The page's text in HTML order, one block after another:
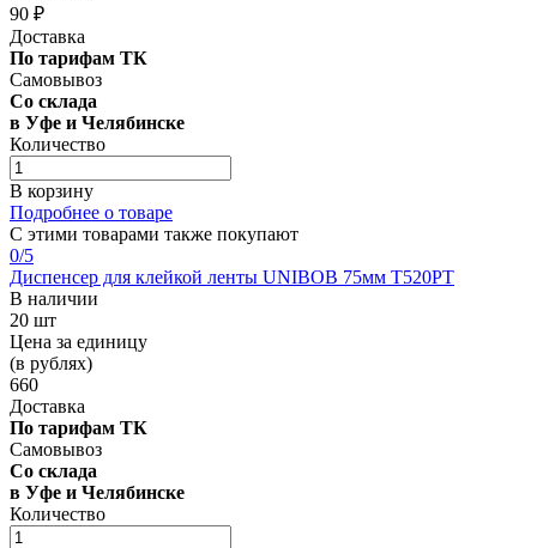
90 ₽
Доставка
По тарифам ТК
Самовывоз
Со склада
в Уфе и Челябинске
Количество
В корзину
Подробнее о товаре
С этими товарами также покупают
0/5
Диспенсер для клейкой ленты UNIBOB 75мм Т520РТ
В наличии
20 шт
Цена за единицу
(в рублях)
660
Доставка
По тарифам ТК
Самовывоз
Со склада
в Уфе и Челябинске
Количество